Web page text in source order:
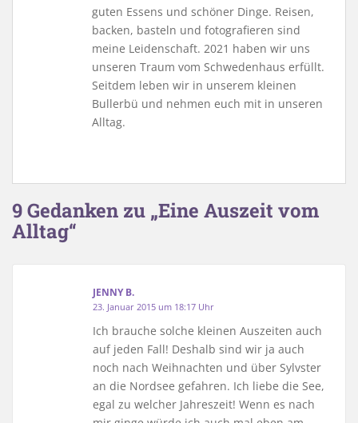
guten Essens und schöner Dinge. Reisen,
backen, basteln und fotografieren sind
meine Leidenschaft. 2021 haben wir uns
unseren Traum vom Schwedenhaus erfüllt.
Seitdem leben wir in unserem kleinen
Bullerbü und nehmen euch mit in unseren
Alltag.
9 Gedanken zu „Eine Auszeit vom
Alltag“
JENNY B.
23. Januar 2015 um 18:17 Uhr
Ich brauche solche kleinen Auszeiten auch
auf jeden Fall! Deshalb sind wir ja auch
noch nach Weihnachten und über Sylvster
an die Nordsee gefahren. Ich liebe die See,
egal zu welcher Jahreszeit! Wenn es nach